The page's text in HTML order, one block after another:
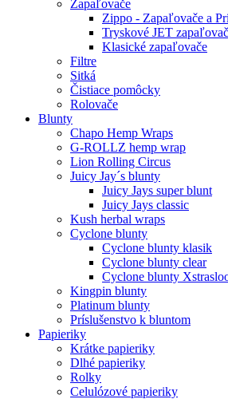
Zapaľovače
Zippo - Zapaľovače a
Tryskové JET
Klasické zapaľovače
Filtre
Sitká
Čistiace pomôcky
Rolovače
Blunty
Chapo Hemp Wraps
G-ROLLZ hemp wrap
Lion Rolling Circus
Juicy Jay´s blunty
Juicy Jays super blunt
Juicy Jays classic
Kush herbal wraps
Cyclone blunty
Cyclone blunty klasik
Cyclone blunty clear
Cyclone blunty
Kingpin blunty
Platinum blunty
Príslušenstvo k bluntom
Papieriky
Krátke papieriky
Dlhé papieriky
Rolky
Celulózové papieriky